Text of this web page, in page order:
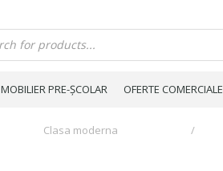
MOBILIER PRE-ȘCOLAR OFERTE COMERCIALE
Clasa moderna /